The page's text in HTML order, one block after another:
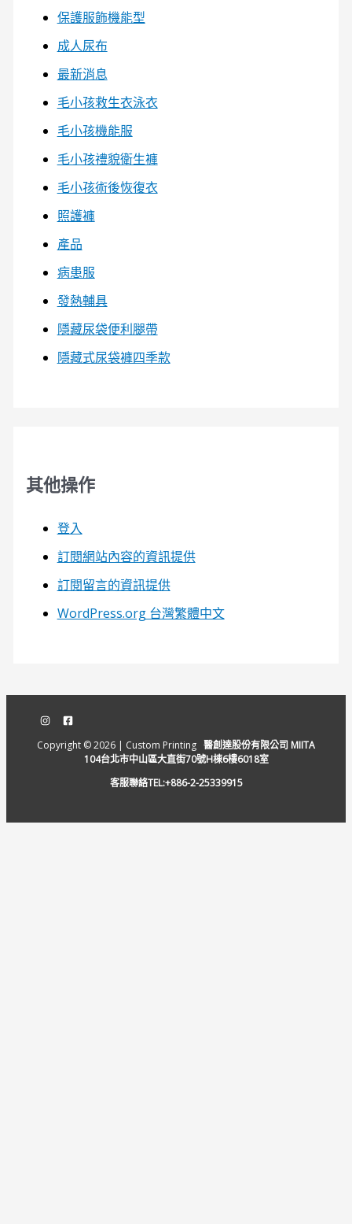
保護服飾機能型
成人尿布
最新消息
毛小孩救生衣泳衣
毛小孩機能服
毛小孩禮貌衛生褲
毛小孩術後恢復衣
照護褲
產品
病患服
發熱輔具
隱藏尿袋便利腿帶
隱藏式尿袋褲四季款
其他操作
登入
訂閱網站內容的資訊提供
訂閱留言的資訊提供
WordPress.org 台灣繁體中文
Copyright © 2026 | Custom Printing 醫創達股份有限公司 MIITA
104台北市中山區大直街70號H棟6樓6018室
客服聯絡TEL:+886-2-25339915